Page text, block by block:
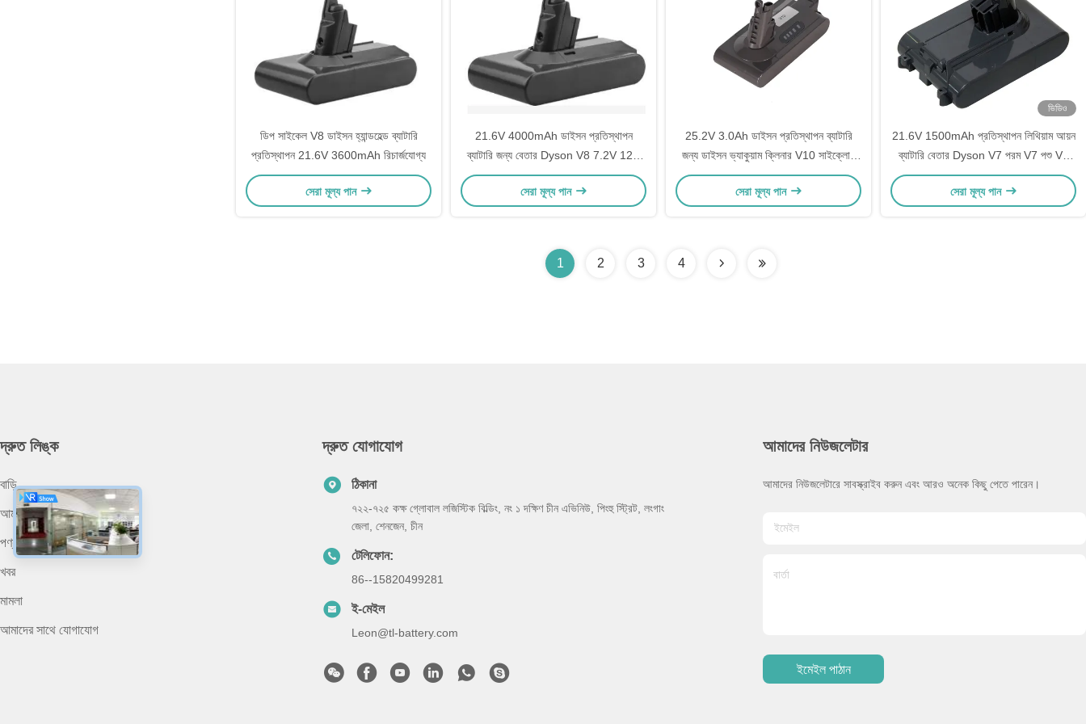
ডিপ সাইকেল V8 ডাইসন হ্যান্ডহেল্ড ব্যাটারি
প্রতিস্থাপন 21.6V 3600mAh রিচার্জযোগ্য
সেরা মূল্য পান
21.6V 4000mAh ডাইসন প্রতিস্থাপন
ব্যাটারি জন্য বেতার Dyson V8 7.2V 12V
14.4V
সেরা মূল্য পান
25.2V 3.0Ah ডাইসন প্রতিস্থাপন ব্যাটারি
জন্য ডাইসন ভ্যাকুয়াম ক্লিনার V10 সাইক্লোন
V10 পরম V10 পশু V10 মোটরহেড
সেরা মূল্য পান
ভিডিও
21.6V 1500mAh প্রতিস্থাপন লিথিয়াম আয়ন
ব্যাটারি বেতার Dyson V7 পরম V7 পশু V7
মোটরহেড জন্য
সেরা মূল্য পান
1 2 3 4
দ্রুত লিঙ্ক
বাড়ি
আমাদের সম্পর্কে
পণ্য
খবর
মামলা
আমাদের সাথে যোগাযোগ
দ্রুত যোগাযোগ
ঠিকানা
৭২২-৭২৫ কক্ষ গ্লোবাল লজিস্টিক বিল্ডিং, নং ১ দক্ষিণ চীন এভিনিউ, পিংহু স্ট্রিট, লংগাং
জেলা, শেনজেন, চীন
টেলিফোন:
86--15820499281
ই-মেইল
Leon@tl-battery.com
আমাদের নিউজলেটার
আমাদের নিউজলেটারে সাবস্ক্রাইব করুন এবং আরও অনেক কিছু পেতে পারেন।
ইমেইল পাঠান